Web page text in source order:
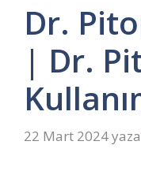
Dr.
| Dr.
22 Mart 2024